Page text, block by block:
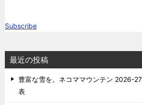
Subscribe
最近の投稿
豊富な雪を。ネコママウンテン 2026-
表